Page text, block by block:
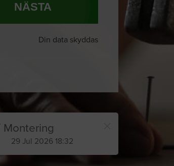
NÄSTA
Din data skyddas
Montering
29 Jul 2026 18:32